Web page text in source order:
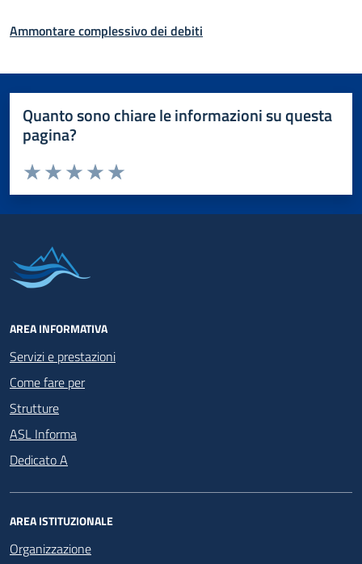
Ammontare complessivo dei debiti
Quanto sono chiare le informazioni su questa
pagina?
Valuta da 1 a 5 stelle la pagina
Valuta 5 stelle su 5
Valuta 4 stelle su 5
Valuta 3 stelle su 5
Valuta 2 stelle su 5
Valuta 1 stelle su 5
AREA INFORMATIVA
Servizi e prestazioni
Come fare per
Strutture
ASL Informa
Dedicato A
AREA ISTITUZIONALE
Organizzazione